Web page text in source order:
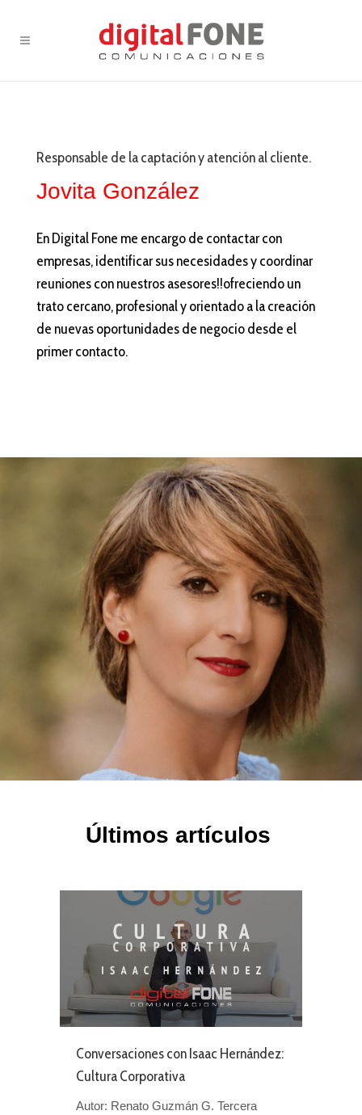
Responsable de la captación y atención al cliente.
Jovita González
En Digital Fone me encargo de contactar con
empresas, identificar sus necesidades y coordinar
reuniones con nuestros asesores!!ofreciendo un
trato cercano, profesional y orientado a la creación
de nuevas oportunidades de negocio desde el
primer contacto.
Últimos artículos
Conversaciones con Isaac Hernández:
Cultura Corporativa
Autor: Renato Guzmán G. Tercera